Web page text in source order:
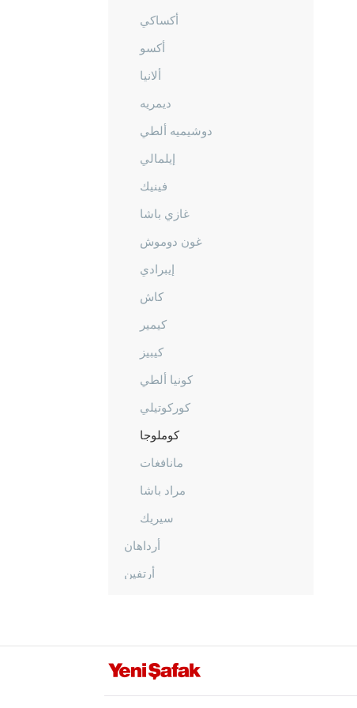
أكساكي
أكسو
ألانيا
ديمريه
دوشيميه ألطي
إيلمالي
فينيك
غازي باشا
غون دوموش
إيبرادي
كاش
كيمير
كيبيز
كونيا ألطي
كوركوتيلي
كوملوجا
مانافغات
مراد باشا
سيريك
أرداهان
أرتفين
باتمان